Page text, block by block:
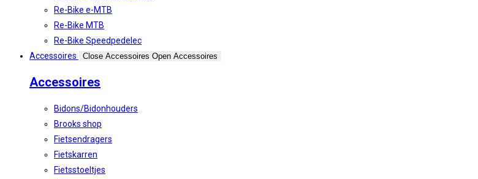
Re-Bike e-MTB
Re-Bike MTB
Re-Bike Speedpedelec
Accessoires
Close Accessoires Open Accessoires
Accessoires
Bidons/Bidonhouders
Brooks shop
Fietsendragers
Fietskarren
Fietsstoeltjes